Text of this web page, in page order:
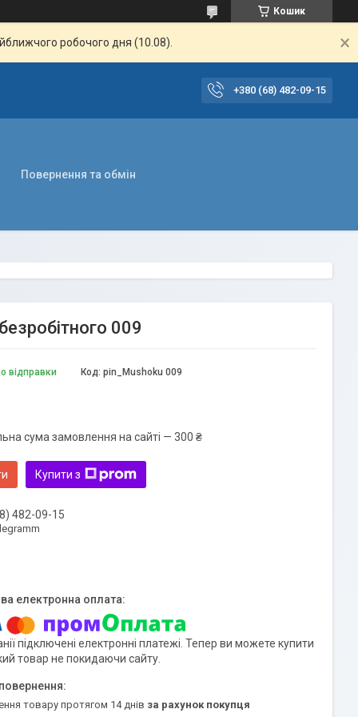
Кошик
робочого дня (10.08).
+380 (68) 482-09-15
Повернення та обмін
009
відправки Код: pin_Mushoku 009
сума замовлення на сайті — 300 ₴
Купити з
482-09-15
підключені електронні платежі. Тепер ви можете купити
товар не покидаючи сайту.
товару протягом 14 днів за рахунок покупця